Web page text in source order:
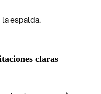
la espalda.
claras